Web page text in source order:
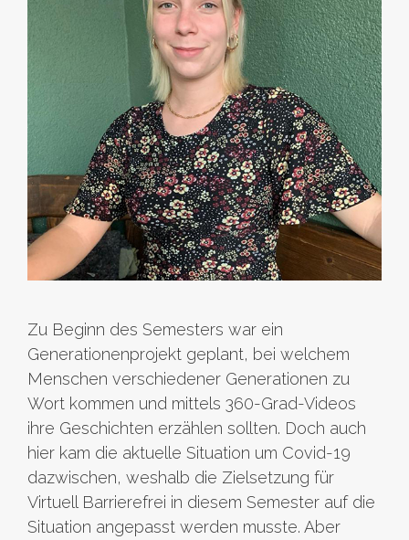
Zu Beginn des Semesters war ein
Generationenprojekt geplant, bei welchem
Menschen verschiedener Generationen zu
Wort kommen und mittels 360-Grad-Videos
ihre Geschichten erzählen sollten. Doch auch
hier kam die aktuelle Situation um Covid-19
dazwischen, weshalb die Zielsetzung für
Virtuell Barrierefrei in diesem Semester auf die
Situation angepasst werden musste. Aber